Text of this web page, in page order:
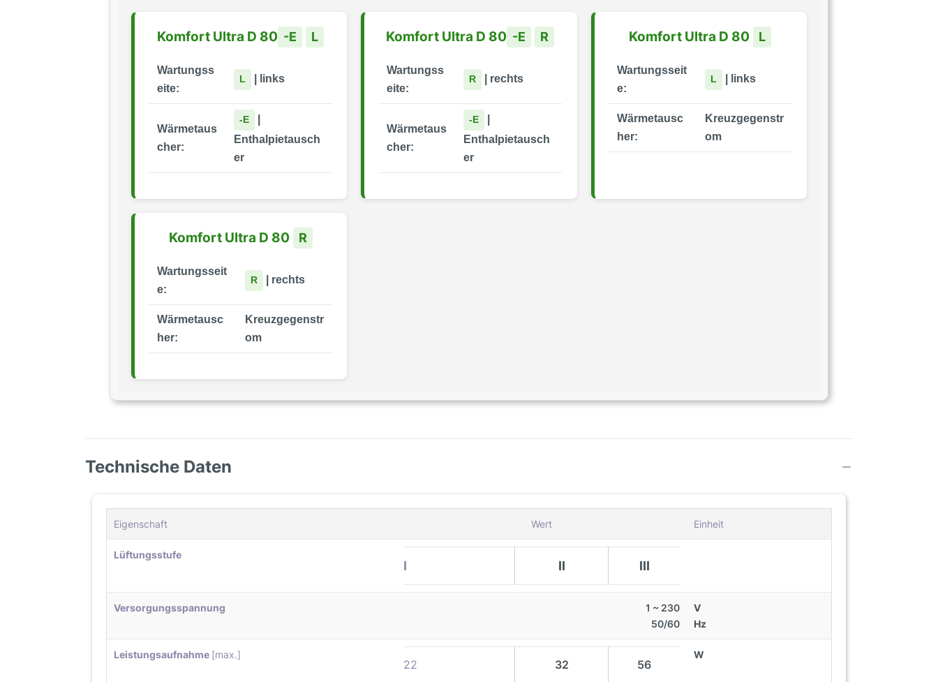
Komfort Ultra D 80 -E L
Wartungss
eite:
L | links
Wärmetaus
cher:
-E
Enthalpietausch
er
Komfort Ultra D 80 -E R
Wartungss
eite:
R | rechts
Wärmetaus
cher:
-E
Enthalpietausch
er
Komfort Ultra D 80 L
Wartungsseit
e:
L | links
Wärmetausc
her:
Kreuzgegenstr
om
Komfort Ultra D 80 R
Wartungsseit
e:
R | rechts
Wärmetausc
her:
Kreuzgegenstr
om
Technische Daten
Eigenschaft Wert Einheit
Lüftungsstufe
I II III
Versorgungsspannung
1 ~ 230
50/60
V
Hz
Leistungsaufnahme [max.]
22 32 56
W